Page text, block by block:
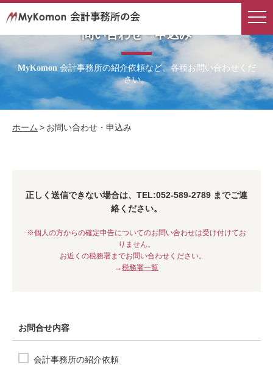
問い合わせ・申込み
MyKomon会計事務所の紹介依頼など、各種お問い合わせくだ
さい。
ホーム > お問い合わせ・申込み
正しく送信できない場合は、TEL:052-589-2789 までご連
絡ください。
※個人の方からの確定申告についてのお問い合わせは受け付けてお
りません。
お近くの税務署までお問い合わせください。
→税務署一覧
お問合せ内容
会計事務所の紹介依頼